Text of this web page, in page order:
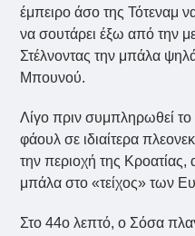
έμπειρο άσο της Τότεναμ
να σουτάρει έξω από την
Στέλνοντας την μπάλα
Μπουνού.
Λίγο πριν συμπληρωθεί το
φάουλ σε ιδιαίτερα
την περιοχή της Κροατίας,
μπάλα στο «τείχος» των
Στο 44ο λεπτό, ο Σόσα